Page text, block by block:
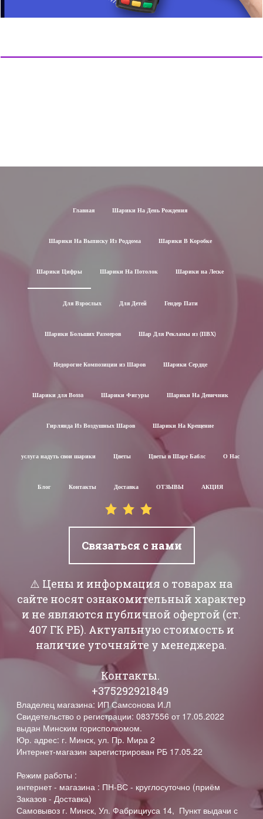
Главная Шарики На День Рождения
Шарики На Выписку Из Роддома Шарики В Коробке
Шарики Цифры Шарики На Потолок Шарики на Леске
Для Взрослых Для Детей Гендер Пати
Шарики Больших Размеров Шар Для Рекламы из (ПВХ)
Недорогие Композиции из Шаров Шарики Сердце
Шарики для Воssa Шарики Фигуры Шарики На Девичник
Гирлянда Из Воздушных Шаров Шарики На Крещение
услуга надуть свои шарики Цветы Цветы в Шаре Баблс О Нас
Блог Контакты Доставка ОТЗЫВЫ АКЦИЯ
Связаться с нами
⚠️ Цены и информация о товарах на
сайте носят ознакомительный характер
и не являются публичной офертой (ст.
407 ГК РБ). Актуальную стоимость и
наличие уточняйте у менеджера.
Контакты.
+375292921849
Владелец магазина: ИП Самсонова И.Л
Свидетельство о регистрации: 0837556 от 17.05.2022
выдан Минским горисполкомом.
Юр. адрес: г. Минск, ул. Пр. Мира 2
Интернет-магазин зарегистрирован РБ 17.05.22
Режим работы :
интернет - магазина : ПН-ВС - круглосуточно (приём
Заказов - Доставка)
Самовывоз г. Минск, Ул. Фабрициуса 14, Пункт выдачи с